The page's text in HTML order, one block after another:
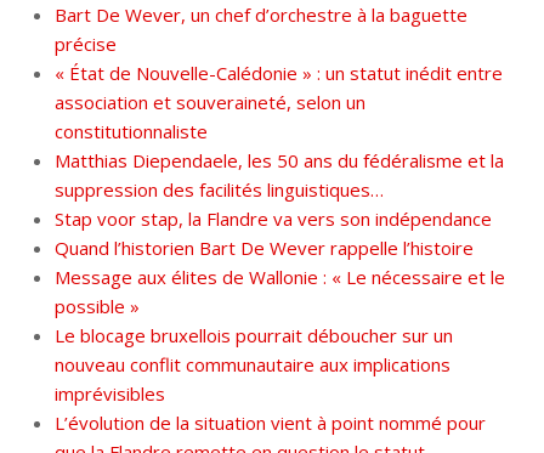
Bart De Wever, un chef d’orchestre à la baguette
précise
« État de Nouvelle-Calédonie » : un statut inédit entre
association et souveraineté, selon un
constitutionnaliste
Matthias Diependaele, les 50 ans du fédéralisme et la
suppression des facilités linguistiques…
Stap voor stap, la Flandre va vers son indépendance
Quand l’historien Bart De Wever rappelle l’histoire
Message aux élites de Wallonie : « Le nécessaire et le
possible »
Le blocage bruxellois pourrait déboucher sur un
nouveau conflit communautaire aux implications
imprévisibles
L’évolution de la situation vient à point nommé pour